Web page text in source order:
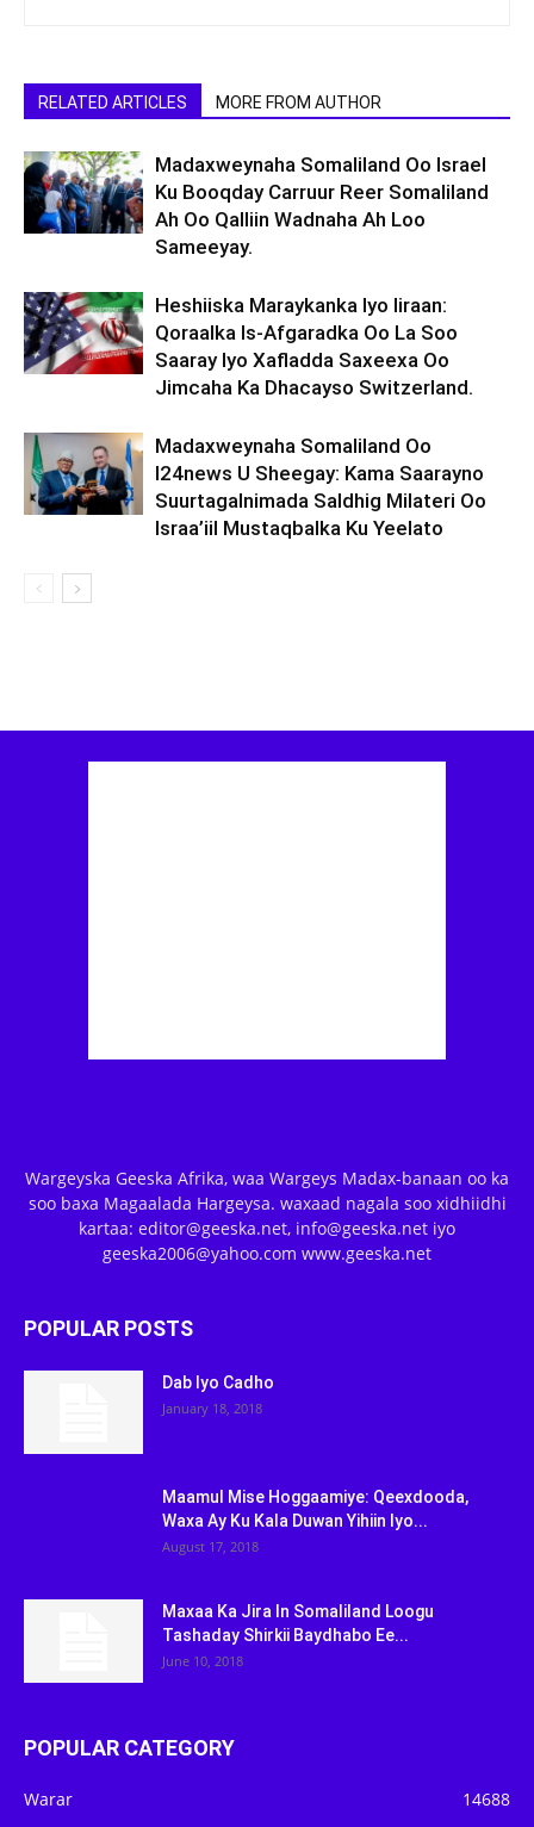
RELATED ARTICLES MORE FROM AUTHOR
Madaxweynaha Somaliland Oo Israel
Ku Booqday Carruur Reer Somaliland
Ah Oo Qalliin Wadnaha Ah Loo
Sameeyay.
Heshiiska Maraykanka Iyo Iiraan:
Qoraalka Is-Afgaradka Oo La Soo
Saaray Iyo Xafladda Saxeexa Oo
Jimcaha Ka Dhacayso Switzerland.
Madaxweynaha Somaliland Oo
I24news U Sheegay: Kama Saarayno
Suurtagalnimada Saldhig Milateri Oo
Israa’iil Mustaqbalka Ku Yeelato
Wargeyska Geeska Afrika, waa Wargeys Madax-banaan oo ka
soo baxa Magaalada Hargeysa. waxaad nagala soo xidhiidhi
kartaa: editor@geeska.net, info@geeska.net iyo
geeska2006@yahoo.com www.geeska.net
POPULAR POSTS
Dab Iyo Cadho
January 18, 2018
Maamul Mise Hoggaamiye: Qeexdooda,
Waxa Ay Ku Kala Duwan Yihiin Iyo...
August 17, 2018
Maxaa Ka Jira In Somaliland Loogu
Tashaday Shirkii Baydhabo Ee...
June 10, 2018
POPULAR CATEGORY
Warar
14688